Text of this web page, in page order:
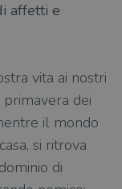
affetti e
vita ai nostri
primavera dei
il mondo
si ritrova
di